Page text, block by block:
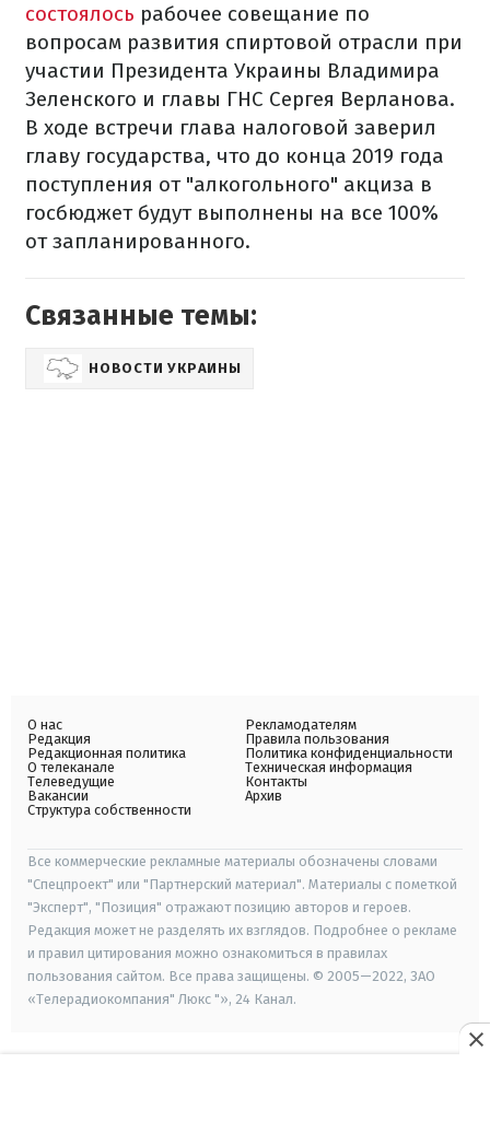
состоялось рабочее совещание по
вопросам развития спиртовой отрасли при
участии Президента Украины Владимира
Зеленского и главы ГНС Сергея Верланова.
В ходе встречи глава налоговой заверил
главу государства, что до конца 2019 года
поступления от "алкогольного" акциза в
госбюджет будут выполнены на все 100%
от запланированного.
Связанные темы:
НОВОСТИ УКРАИНЫ
О нас
Редакция
Редакционная политика
О телеканале
Телеведущие
Вакансии
Структура собственности
Рекламодателям
Правила пользования
Политика конфиденциальности
Техническая информация
Контакты
Архив
Все коммерческие рекламные материалы обозначены словами
"Спецпроект" или "Партнерский материал". Материалы с пометкой
"Эксперт", "Позиция" отражают позицию авторов и героев.
Редакция может не разделять их взглядов. Подробнее о рекламе
и правил цитирования можно ознакомиться в правилах
пользования сайтом. Все права защищены. © 2005—2022, ЗАО
«Телерадиокомпания" Люкс "», 24 Канал.